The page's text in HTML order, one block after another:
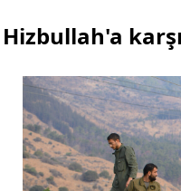
Hizbullah'a